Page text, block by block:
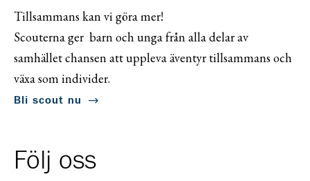
Tillsammans kan vi göra mer!
Scouterna ger barn och unga från alla delar av
samhället chansen att uppleva äventyr tillsammans och
växa som individer.
Bli scout nu
Följ oss